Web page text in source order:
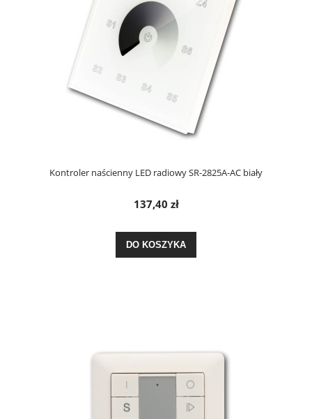
Kontroler naścienny LED radiowy SR-2825A-AC biały
137,40 zł
DO KOSZYKA